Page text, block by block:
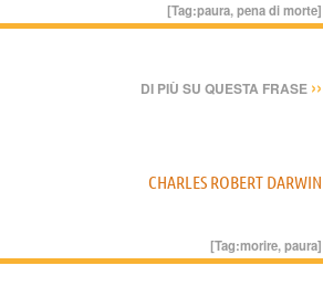
[Tag:paura,pena di morte]
DI PIÙ SU QUESTA FRASE ››
CHARLES ROBERT DARWIN
[Tag:morire,paura]